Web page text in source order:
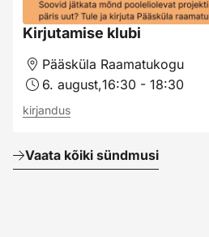
Kirjutamise klubi
Pääsküla Raamatukogu
6. august,16:30 - 18:30
kirjandus
Vaata kõiki sündmusi